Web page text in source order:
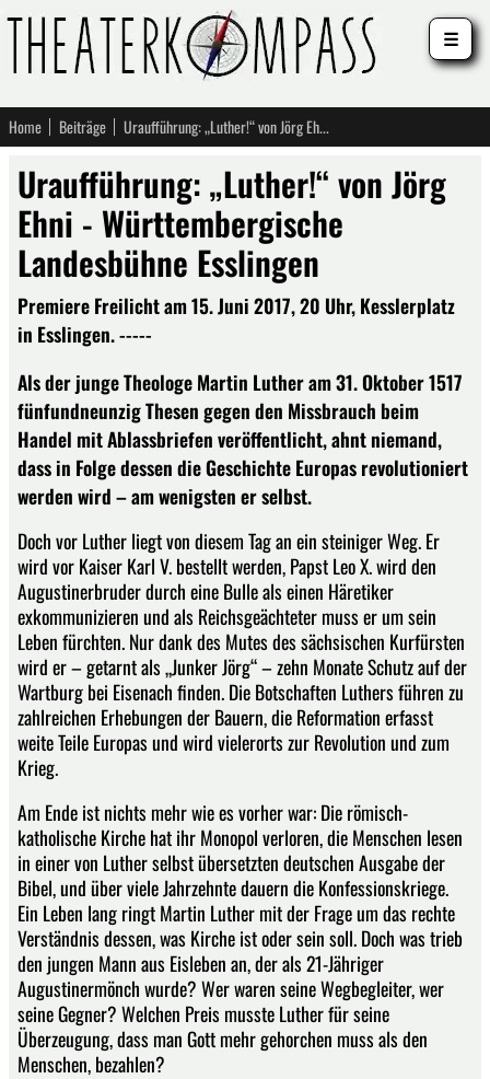
Home Beiträge Uraufführung: „Luther!“ von Jörg Ehni - Württembergische Landesbühne Esslingen
Uraufführung: „Luther!“ von Jörg
Ehni - Württembergische
Landesbühne Esslingen
Premiere Freilicht am 15. Juni 2017, 20 Uhr, Kesslerplatz
in Esslingen. -----
Als der junge Theologe Martin Luther am 31. Oktober 1517
fünfundneunzig Thesen gegen den Missbrauch beim
Handel mit Ablassbriefen veröffentlicht, ahnt niemand,
dass in Folge dessen die Geschichte Europas revolutioniert
werden wird – am wenigsten er selbst.
Doch vor Luther liegt von diesem Tag an ein steiniger Weg. Er
wird vor Kaiser Karl V. bestellt werden, Papst Leo X. wird den
Augustinerbruder durch eine Bulle als einen Häretiker
exkommunizieren und als Reichsgeächteter muss er um sein
Leben fürchten. Nur dank des Mutes des sächsischen Kurfürsten
wird er – getarnt als „Junker Jörg“ – zehn Monate Schutz auf der
Wartburg bei Eisenach finden. Die Botschaften Luthers führen zu
zahlreichen Erhebungen der Bauern, die Reformation erfasst
weite Teile Europas und wird vielerorts zur Revolution und zum
Krieg.
Am Ende ist nichts mehr wie es vorher war: Die römisch-
katholische Kirche hat ihr Monopol verloren, die Menschen lesen
in einer von Luther selbst übersetzten deutschen Ausgabe der
Bibel, und über viele Jahrzehnte dauern die Konfessionskriege.
Ein Leben lang ringt Martin Luther mit der Frage um das rechte
Verständnis dessen, was Kirche ist oder sein soll. Doch was trieb
den jungen Mann aus Eisleben an, der als 21-Jähriger
Augustinermönch wurde? Wer waren seine Wegbegleiter, wer
seine Gegner? Welchen Preis musste Luther für seine
Überzeugung, dass man Gott mehr gehorchen muss als den
Menschen, bezahlen?
☰